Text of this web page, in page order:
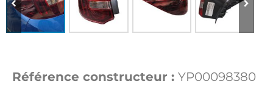
Référence constructeur : YP00098380